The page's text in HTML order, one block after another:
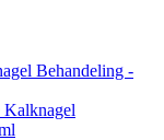
Behandeling -
Kalknagel